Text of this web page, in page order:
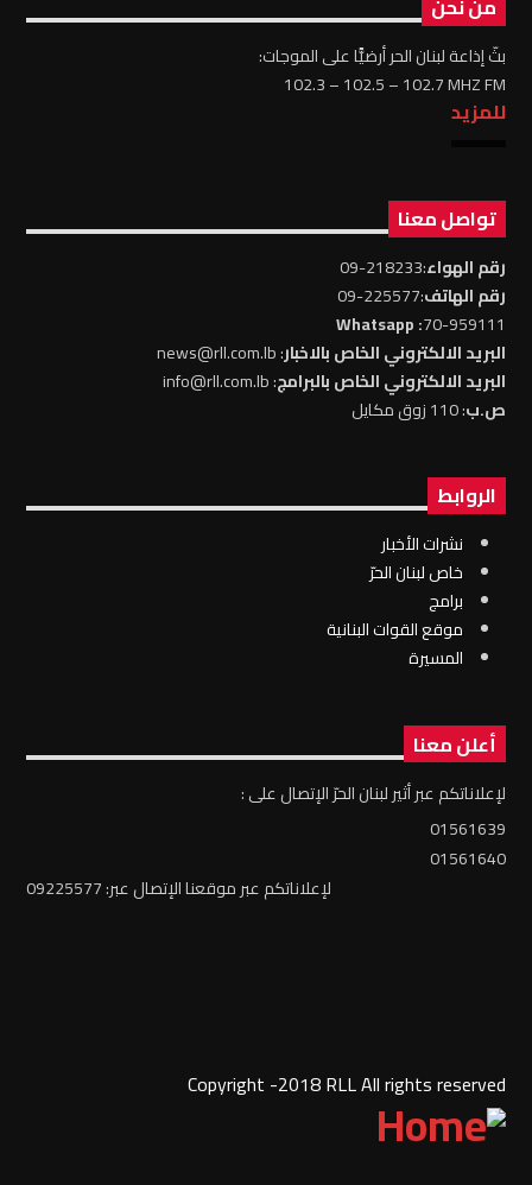
من نحن
بثّ إذاعة لبنان الحر أرضيًّا على الموجات:
102.3 – 102.5 – 102.7 MHZ FM
للمزيد
تواصل معنا
رقم الهواء:218233-09
رقم الهاتف:225577-09
70-959111
: Whatsapp
البريد الالكتروني الخاص بالاخبار: news@rll.com.lb
البريد الالكتروني الخاص بالبرامج: info@rll.com.lb
ص.ب: 110 زوق مكايل
الروابط
نشرات الأخبار
خاص لبنان الحرّ
برامج
موقع القوات البنانية
المسيرة
أعلن معنا
لإعلاناتكم عبر أثير لبنان الحرّ الإتصال على :
01561639
01561640
لإعلاناتكم عبر موقعنا الإتصال عبر: 09225577
Copyright -2018 RLL All rights reserved